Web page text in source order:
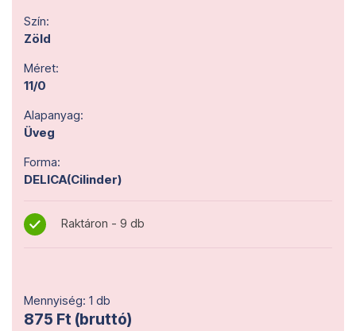
Szín:
Zöld
Méret:
11/0
Alapanyag:
Üveg
Forma:
DELICA(Cilinder)
Raktáron - 9 db
Mennyiség: 1 db
875 Ft (bruttó)